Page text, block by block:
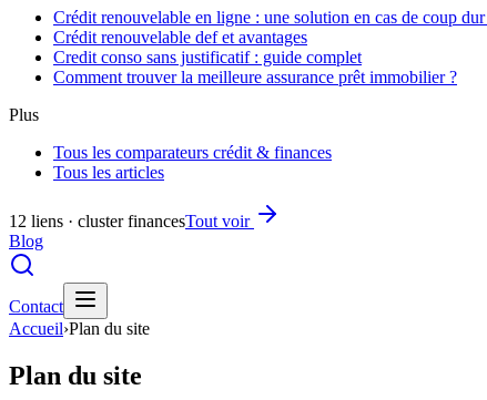
Crédit renouvelable en ligne : une solution en cas de coup dur
Crédit renouvelable def et avantages
Credit conso sans justificatif : guide complet
Comment trouver la meilleure assurance prêt immobilier ?
Plus
Tous les comparateurs crédit & finances
Tous les articles
12 liens · cluster financesTout voir
Blog
Contact
Accueil›Plan du site
Plan du site